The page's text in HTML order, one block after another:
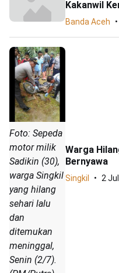
Kakanwil
Banda Aceh
Foto: Sepeda
motor milik
Sadikin (30),
warga Singkil
yang hilang
sehari lalu
dan
ditemukan
meninggal,
Senin (2/7).
Warga
Bernyawa
Singkil 2